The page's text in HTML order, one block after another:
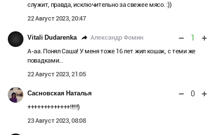
служит, правда, исключительно за свежее мясо. :))
22 Август 2023, 20:47
Vitali Dudarenka Александр Фомин 1
А-аа. Понял Саша! У меня тоже 16 лет жил кошак, с теми же
повадками...
22 Август 2023, 21:05
Сасновская Наталья 0
+++++++++++++!!!!!!)
23 Август 2023, 08:08